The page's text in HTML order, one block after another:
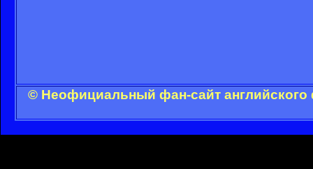
© Неофициальный фан-сайт английского